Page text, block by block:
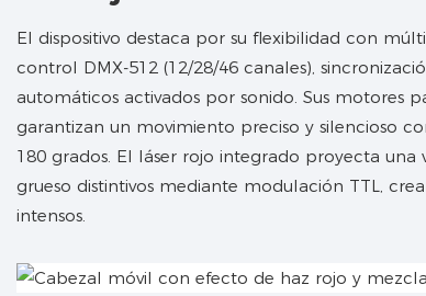
El dispositivo destaca por su flexibilidad con
control DMX-512 (12/28/46 canales),
automáticos activados por sonido. Sus motores
garantizan un movimiento preciso y silencioso
180 grados. El láser rojo integrado proyecta una
grueso distintivos mediante modulación TTL,
intensos.